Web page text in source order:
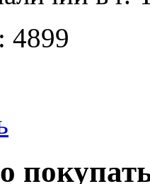
4899